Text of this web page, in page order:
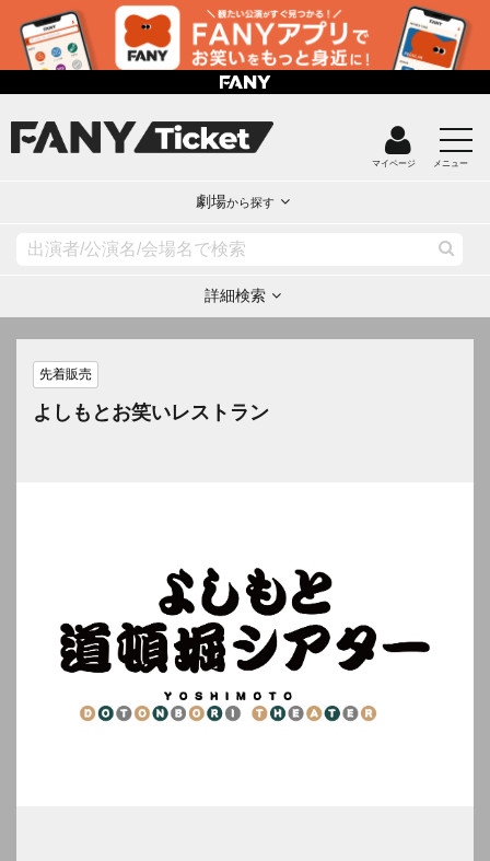
マイページ メニュー
劇場から探す
詳細検索
先着販売
よしもとお笑いレストラン